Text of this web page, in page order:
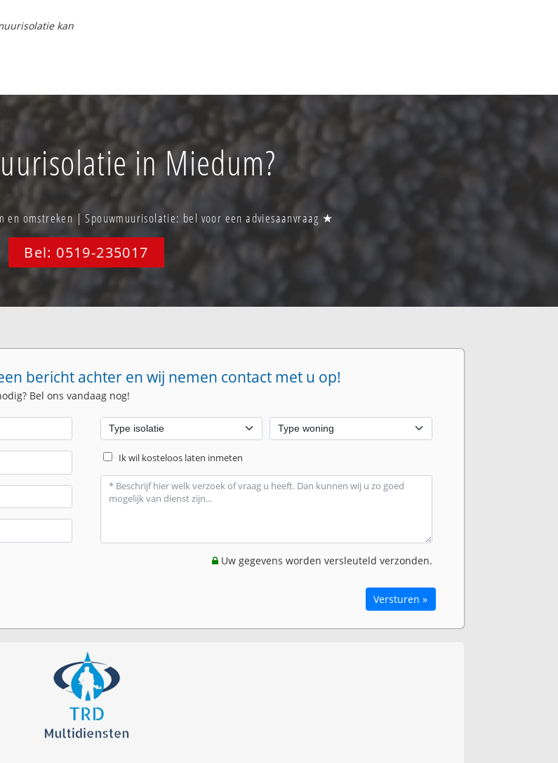
kan
in Miedum?
omstreken | Spouwmuurisolatie: bel voor een adviesaanvraag ★
Bel: 0519-235017
bericht achter en wij nemen contact met u op!
Bel ons vandaag nog!
Ik wil kosteloos laten inmeten
Uw gegevens worden versleuteld verzonden.
Versturen »